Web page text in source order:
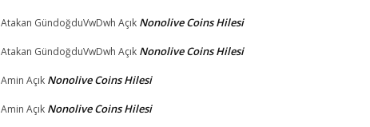
Atakan GündoğduVwDwh Açık Nonolive Coins Hilesi
Atakan GündoğduVwDwh Açık Nonolive Coins Hilesi
Amin Açık Nonolive Coins Hilesi
Amin Açık Nonolive Coins Hilesi